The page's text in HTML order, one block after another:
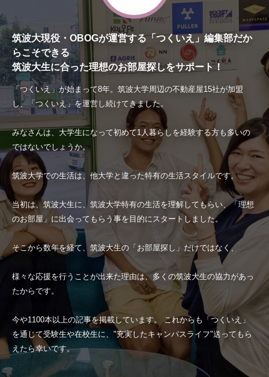
筑波大現役・OBOGが運営する「つくいえ」編集部だか
らこそできる
筑波大生に合った理想のお部屋探しをサポート！
「つくいえ」が始まって8年。筑波大学周辺の不動産屋15社が加盟
し、「つくいえ」を運営し続けてきました。
みなさんは、大学生になって初めて1人暮らしを経験する方も多いの
ではないでしょうか。
筑波大学での生活は、他大学と違った特有の生活スタイルです。
当初は、筑波大生に、筑波大学特有の生活を理解してもらい、「理想
のお部屋」に出会ってもらう事を目的にスタートしました。
そこから数年を経て、筑波大生の「お部屋探し」だけではなく、
様々な応援を行うことが出来た理由は、多くの筑波大生の協力があっ
たからです。
今や1100本以上の記事を掲載しています。 これからも「つくいえ」
を通じて受験生や在校生に、"充実したキャンパスライフ"送ってもら
えたら幸いです。